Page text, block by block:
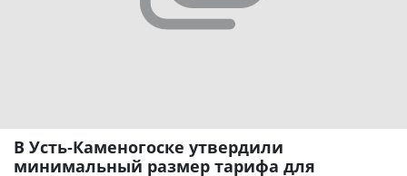
В Усть-Каменогоске утвердили
минимальный размер тарифа для